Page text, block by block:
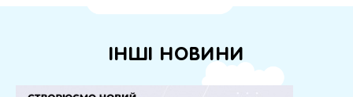
ІНШІ НОВИНИ